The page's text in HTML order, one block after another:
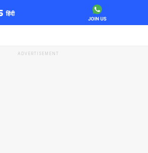
हिंदी
ADVERTISEMENT